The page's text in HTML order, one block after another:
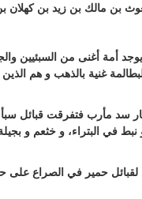
يوجد أمة أغنى من السبئيين
غنية بالذهب و هم الذين
سد مأرب فتفرقت قبائل
في البتراء، و خثعم و
لقبائل حمير في الصراع على